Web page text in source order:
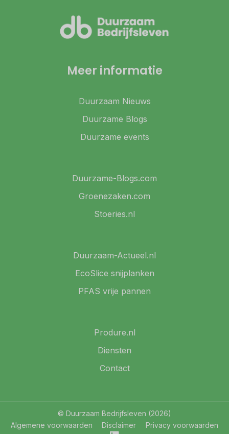
Meer informatie
Duurzaam Nieuws
Duurzame Blogs
Duurzame events
Duurzame-Blogs.com
Groenezaken.com
Stoeries.nl
Duurzaam-Actueel.nl
EcoSlice snijplanken
PFAS vrije pannen
Produre.nl
Diensten
Contact
© Duurzaam Bedrijfsleven (2026)
Algemene voorwaarden
Disclaimer Privacy voorwaarden